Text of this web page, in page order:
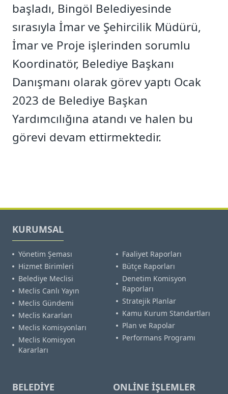
başladı, Bingöl Belediyesinde
sırasıyla İmar ve Şehircilik Müdürü,
İmar ve Proje işlerinden sorumlu
Koordinatör, Belediye Başkanı
Danışmanı olarak görev yaptı Ocak
2023 de Belediye Başkan
Yardımcılığına atandı ve halen bu
görevi devam ettirmektedir.
KURUMSAL
Yönetim Şeması
Hizmet Birimleri
Belediye Meclisi
Meclis Canlı Yayın
Meclis Gündemi
Meclis Kararları
Meclis Komisyonları
Meclis Komisyon
Kararları
Faaliyet Raporları
Bütçe Raporları
Denetim Komisyon
Raporları
Stratejik Planlar
Kamu Kurum Standartları
Plan ve Rapolar
Performans Programı
BELEDİYE
ONLİNE İŞLEMLER